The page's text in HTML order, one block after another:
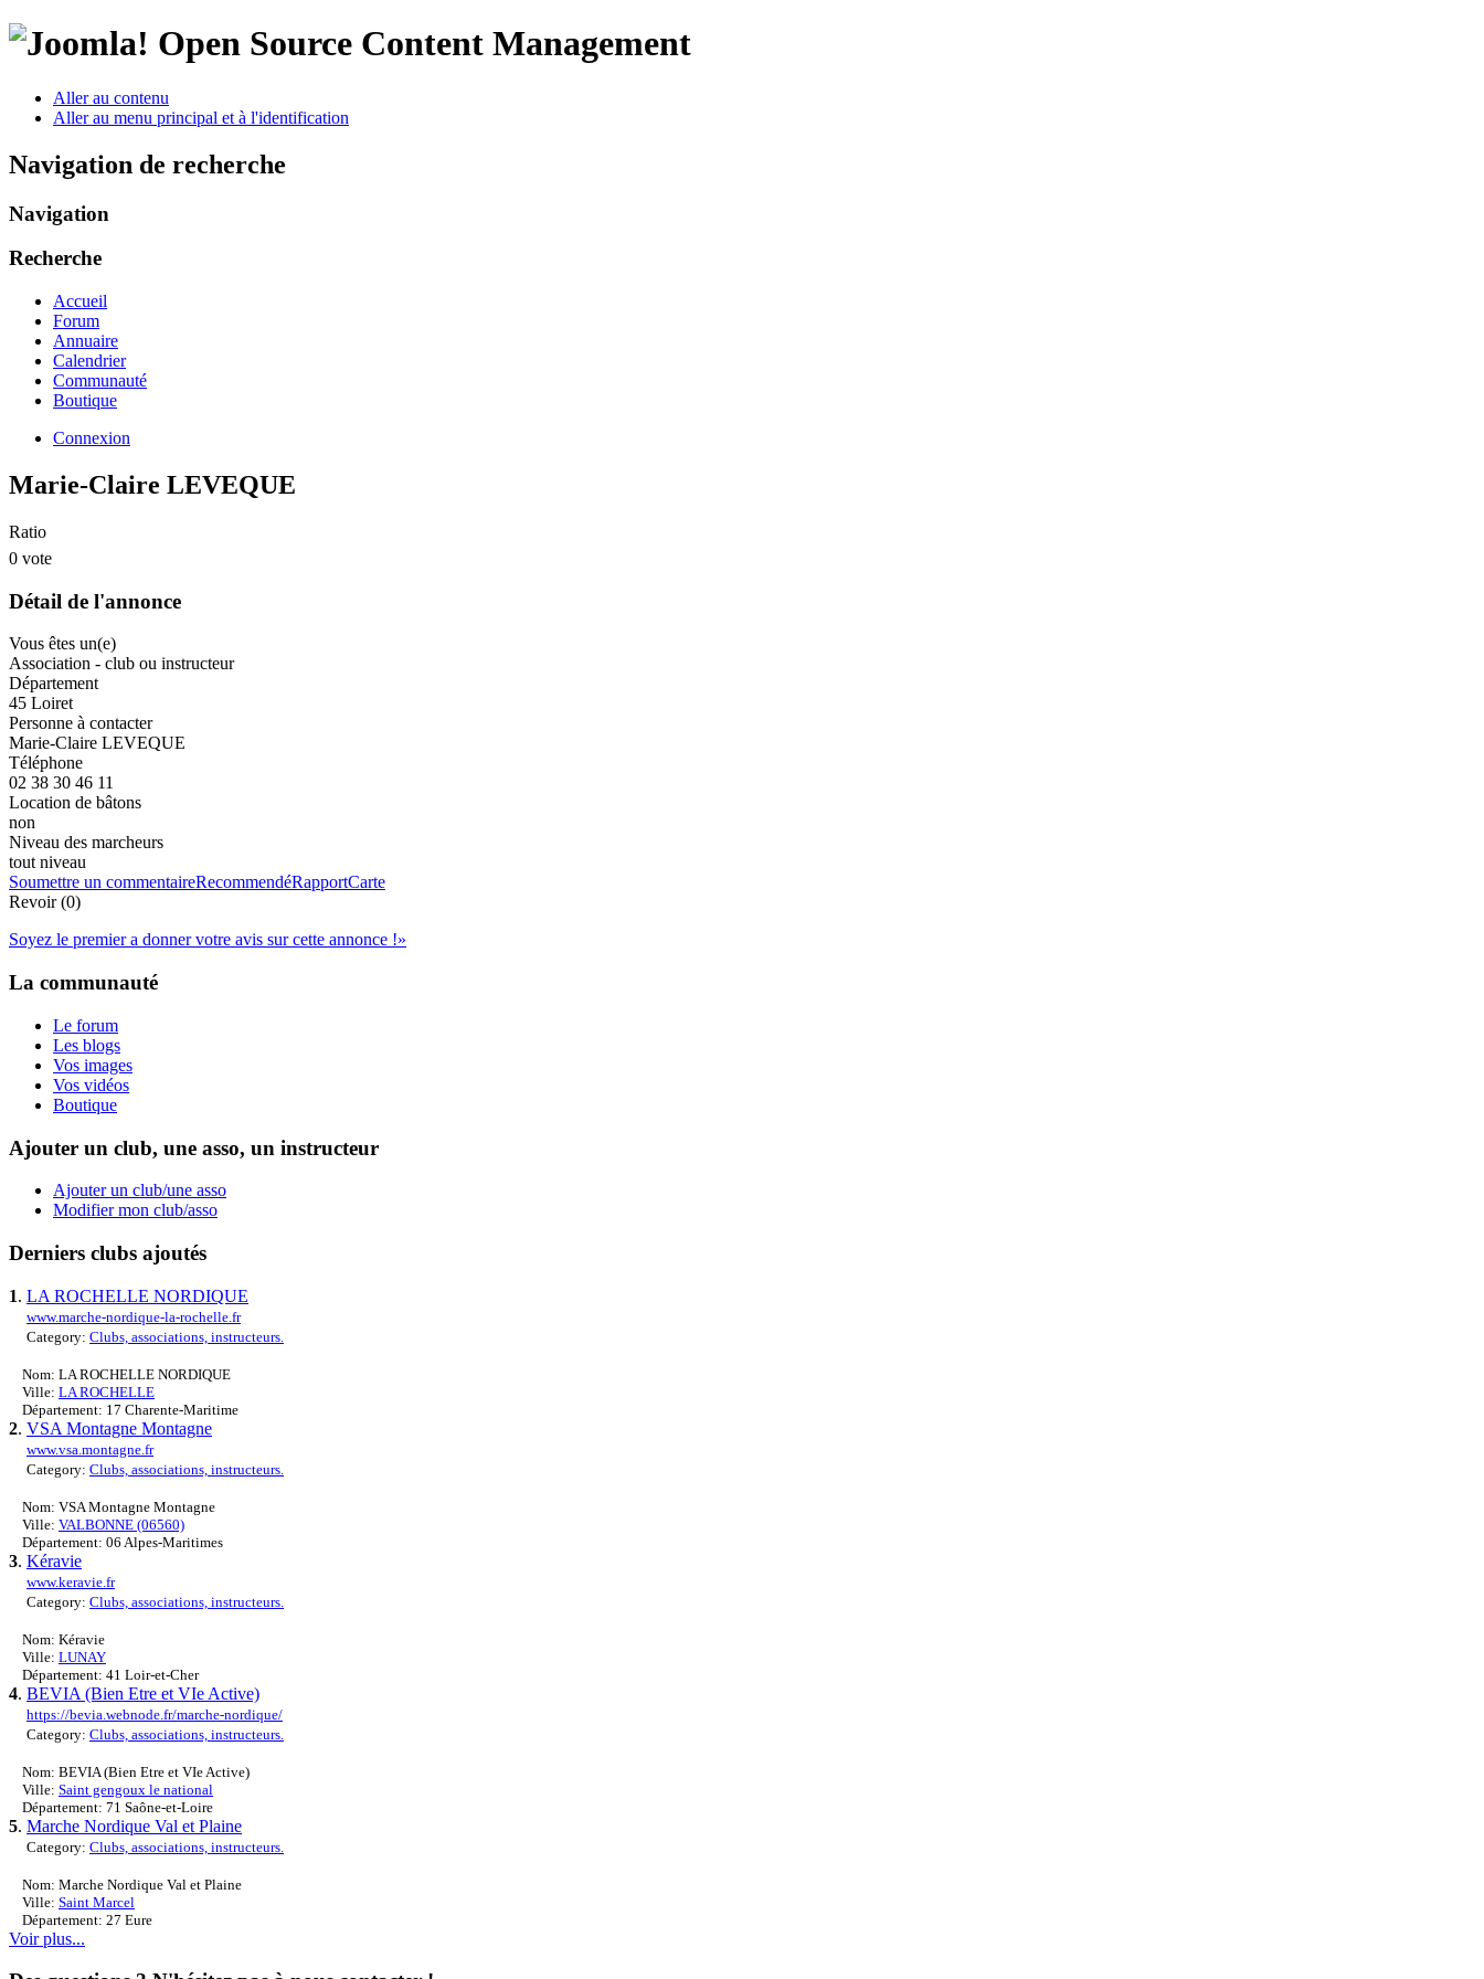
Open Source Content Management
Aller au contenu
Aller au menu principal et à l'identification
Navigation de recherche
Navigation
Recherche
Accueil
Forum
Annuaire
Calendrier
Communauté
Boutique
Connexion
Marie-Claire LEVEQUE
Ratio
0 vote
Détail de l'annonce
Vous êtes un(e)
Association - club ou instructeur
Département
45 Loiret
Personne à contacter
Marie-Claire LEVEQUE
Téléphone
02 38 30 46 11
Location de bâtons
non
Niveau des marcheurs
tout niveau
Soumettre un commentaireRecommendéRapportCarte
Revoir (0)
Soyez le premier a donner votre avis sur cette annonce !»
La communauté
Le forum
Les blogs
Vos images
Vos vidéos
Boutique
Ajouter un club, une asso, un instructeur
Ajouter un club/une asso
Modifier mon club/asso
Derniers clubs ajoutés
1. LA ROCHELLE NORDIQUE
www.marche-nordique-la-rochelle.fr
Category: Clubs, associations, instructeurs.
Nom: LA ROCHELLE NORDIQUE
Ville: LA ROCHELLE
Département: 17 Charente-Maritime
2. VSA Montagne Montagne
www.vsa.montagne.fr
Category: Clubs, associations, instructeurs.
Nom: VSA Montagne Montagne
Ville: VALBONNE (06560)
Département: 06 Alpes-Maritimes
3. Kéravie
www.keravie.fr
Category: Clubs, associations, instructeurs.
Nom: Kéravie
Ville: LUNAY
Département: 41 Loir-et-Cher
4. BEVIA (Bien Etre et VIe Active)
https://bevia.webnode.fr/marche-nordique/
Category: Clubs, associations, instructeurs.
Nom: BEVIA (Bien Etre et VIe Active)
Ville: Saint gengoux le national
Département: 71 Saône-et-Loire
5. Marche Nordique Val et Plaine
Category: Clubs, associations, instructeurs.
Nom: Marche Nordique Val et Plaine
Ville: Saint Marcel
Département: 27 Eure
Voir plus...